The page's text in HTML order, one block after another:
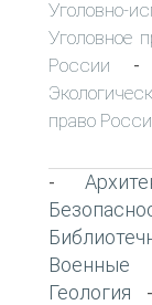
Уголовно-
Уголовное
России -
право
-
Военные
Геология